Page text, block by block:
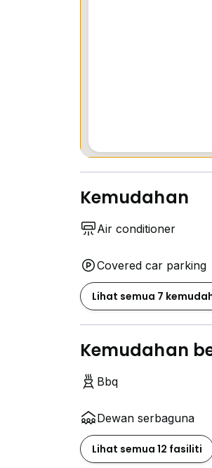
Kemudahan
Air conditioner
Covered car parking
Lihat semua 7
Kemudahan
Bbq
Dewan serbaguna
Lihat semua 12 fasiliti